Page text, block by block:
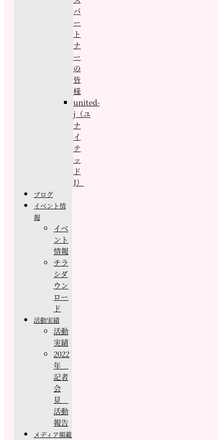
パ
ー
ト
ナ
ー
の
皆
様
united-
j（ユ
ナ
イ
テ
ッ
ド
J）
ブログ
イベント情
報
イベ
ント
情報
チラ
シダ
ウン
ロー
ド
活動実績
活動
実績
2022
年
記者
会
見
活動
報告
メディア掲載